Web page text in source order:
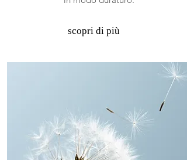
scopri di più